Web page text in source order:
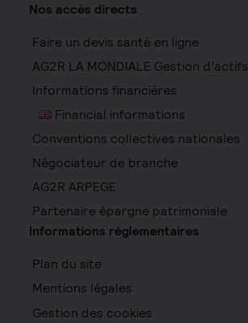
Nos accès directs
Faire un devis santé en ligne
AG2R LA MONDIALE Gestion d’actifs
Informations financières
Financial informations
Conventions collectives nationales
Négociateur de branche
AG2R ARPEGE
Partenaire épargne patrimoniale
Informations réglementaires
Plan du site
Mentions légales
Gestion des cookies